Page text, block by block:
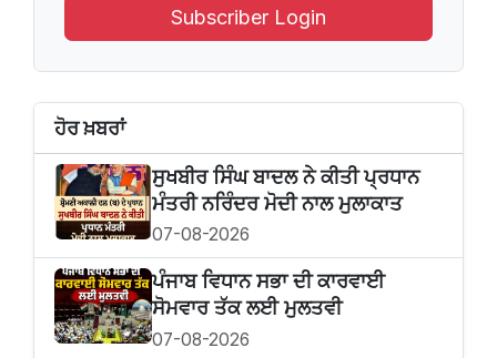
Subscriber Login
ਹੋਰ ਖ਼ਬਰਾਂ
ਸੁਖਬੀਰ‌ ਸਿੰਘ ਬਾਦਲ ਨੇ ਕੀਤੀ ਪ੍ਰਧਾਨ
ਮੰਤਰੀ ਨਰਿੰਦਰ ਮੋਦੀ ਨਾਲ ਮੁਲਾਕਾਤ
07-08-2026
ਪੰਜਾਬ ਵਿਧਾਨ ਸਭਾ ਦੀ ਕਾਰਵਾਈ
ਸੋਮਵਾਰ ਤੱਕ ਲਈ ਮੁਲਤਵੀ
07-08-2026